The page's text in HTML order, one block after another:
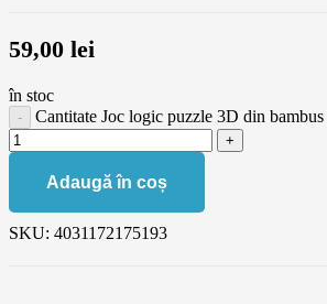
59,00 lei
în stoc
Cantitate Joc logic puzzle 3D din
Adaugă în coș
SKU: 4031172175193